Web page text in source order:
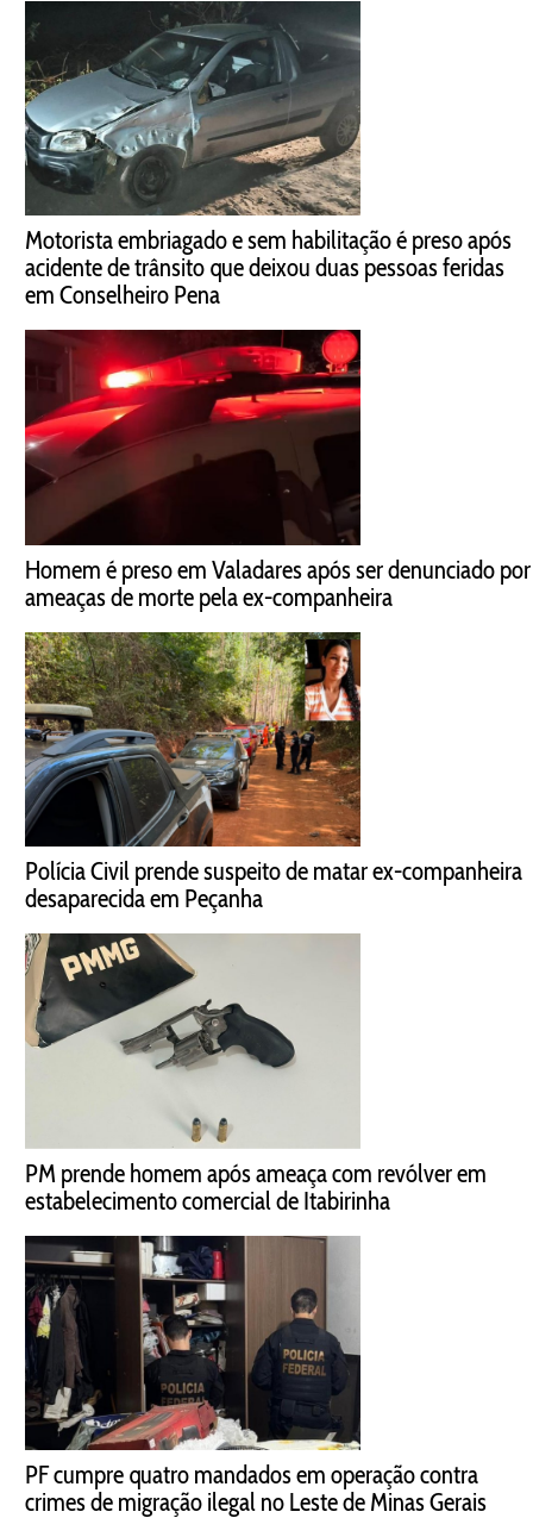
Motorista embriagado e sem habilitação é preso após
acidente de trânsito que deixou duas pessoas feridas
em Conselheiro Pena
Homem é preso em Valadares após ser denunciado por
ameaças de morte pela ex-companheira
Polícia Civil prende suspeito de matar ex-companheira
desaparecida em Peçanha
PM prende homem após ameaça com revólver em
estabelecimento comercial de Itabirinha
PF cumpre quatro mandados em operação contra
crimes de migração ilegal no Leste de Minas Gerais